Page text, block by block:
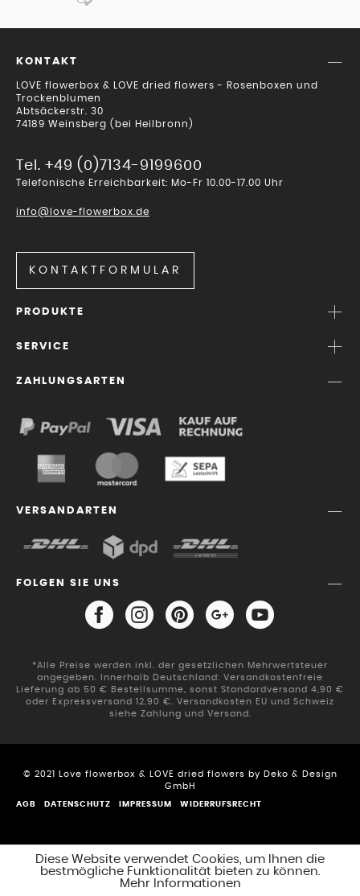
KONTAKT
LOVE flowerbox & LOVE dried flowers - Rosenboxen und
Trockenblumen
Abtsäckerstr. 30
74189 Weinsberg (bei Heilbronn)
Tel. +49 (0)7134-9199600
Telefonische Erreichbarkeit: Mo-Fr 10.00-17.00 Uhr
info@love-flowerbox.de
KONTAKTFORMULAR
PRODUKTE
SERVICE
ZAHLUNGSARTEN
VERSANDARTEN
FOLGEN SIE UNS
*Alle Preise werden inkl. der gesetzlichen Mehrwertsteuer
angegeben. Innerhalb Deutschland: Versandkostenfreie
Lieferung ab 50 € Bestellsumme, sonst Standardversand 4,90 €
oder Expressversand 12,90 €. Versandkosten EU und Schweiz
siehe Zahlung und Versand.
© 2021 Love flowerbox & LOVE dried flowers by Deko & Design
GmbH
AGB DATENSCHUTZ IMPRESSUM WIDERRUFSRECHT
Diese Website verwendet Cookies, um Ihnen die
bestmögliche Funktionalität bieten zu können.
Mehr Informationen